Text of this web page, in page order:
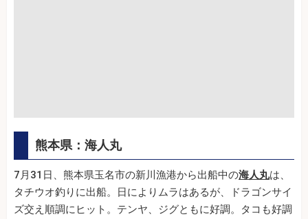
熊本県：海人丸
7月31日、熊本県玉名市の新川漁港から出船中の海人丸は、
タチウオ釣りに出船。日によりムラはあるが、ドラゴンサイ
ズ交え順調にヒット。テンヤ、ジグともに好調。タコも好調